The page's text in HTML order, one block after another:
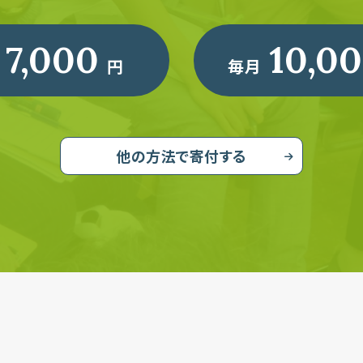
7,000 円 毎月
他の方法で寄付する